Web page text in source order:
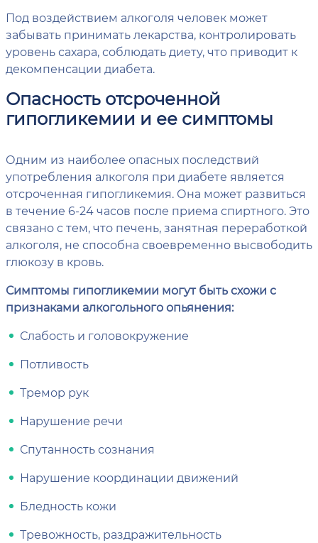
Под воздействием алкоголя человек может
забывать принимать лекарства, контролировать
уровень сахара, соблюдать диету, что приводит к
декомпенсации диабета.
Опасность отсроченной
гипогликемии и ее симптомы
Одним из наиболее опасных последствий
употребления алкоголя при диабете является
отсроченная гипогликемия. Она может развиться
в течение 6-24 часов после приема спиртного. Это
связано с тем, что печень, занятная переработкой
алкоголя, не способна своевременно высвободить
глюкозу в кровь.
Симптомы гипогликемии могут быть схожи с
признаками алкогольного опьянения:
Слабость и головокружение
Потливость
Тремор рук
Нарушение речи
Спутанность сознания
Нарушение координации движений
Бледность кожи
Тревожность, раздражительность